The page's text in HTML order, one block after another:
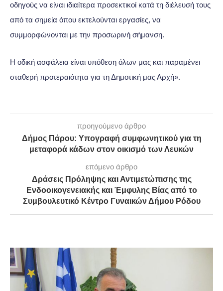
οδηγούς να είναι ιδιαίτερα προσεκτικοί κατά τη διέλευσή τους
από τα σημεία όπου εκτελούνται εργασίες, να
συμμορφώνονται με την προσωρινή σήμανση.
Η οδική ασφάλεια είναι υπόθεση όλων μας και παραμένει
σταθερή προτεραιότητα για τη Δημοτική μας Αρχή».
προηγούμενο άρθρο
Δήμος Πάρου: Υπογραφή συμφωνητικού για τη
μεταφορά κάδων στον οικισμό των Λευκών
επόμενο άρθρο
Δράσεις Πρόληψης και Αντιμετώπισης της
Ενδοοικογενειακής και Έμφυλης Βίας από το
Συμβουλευτικό Κέντρο Γυναικών Δήμου Ρόδου